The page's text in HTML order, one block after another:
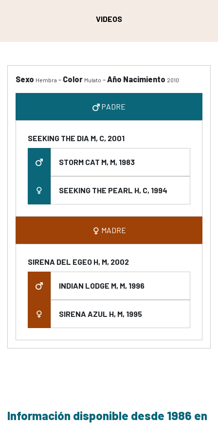
VIDEOS
Sexo Hembra - Color Mulato -Año Nacimiento 2010
PADRE
SEEKING THE DIA M, C, 2001
STORM CAT M, M, 1983
SEEKING THE PEARL H, C, 1994
MADRE
SIRENA DEL EGEO H, M, 2002
INDIAN LODGE M, M, 1996
SIRENA AZUL H, M, 1995
Información disponible desde 1986 en